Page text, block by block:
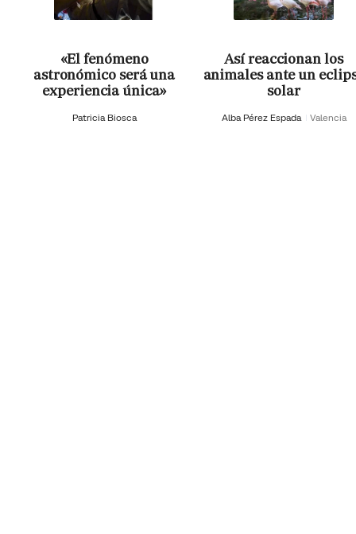
«El fenómeno
astronómico será una
experiencia única»
Patricia Biosca
Así reaccionan los
animales ante un
solar
Alba Pérez Espada Valencia